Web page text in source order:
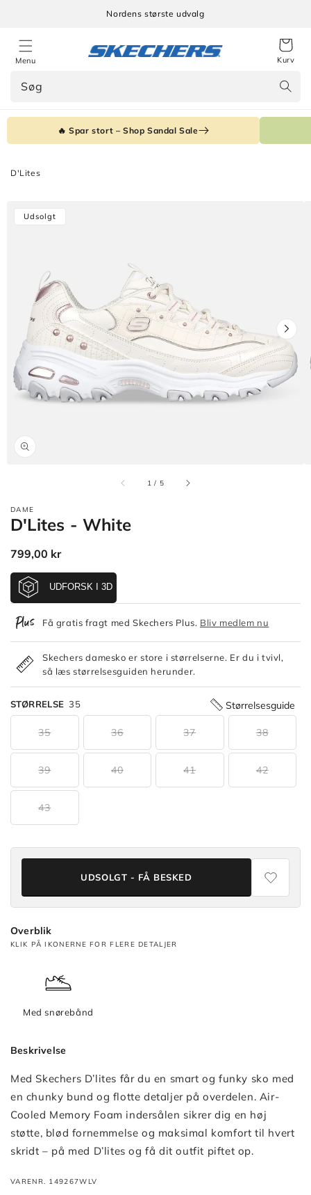
Nordens største udvalg
Menu
Søg
Kurv
🔥 Spar stort – Shop Sandal Sale
D'Lites
Udsolgt
Åbn
mediet
1
i
gallerivisning
1 / af
5
DAME
D'Lites - White
Normalpris
799,00 kr
Få gratis fragt med Skechers Plus. Bliv medlem nu
Skechers damesko er store i størrelserne. Er du i tvivl,
så læs størrelsesguiden herunder.
STØRRELSE 35 Størrelsesguide
35 36 37 38
39 40 41 42
43
UDSOLGT - FÅ BESKED
Overblik
KLIK PÅ IKONERNE FOR FLERE DETALJER
Med snørebånd
Beskrivelse
Med Skechers D’lites får du en smart og funky sko med
en chunky bund og flotte detaljer på overdelen. Air-
Cooled Memory Foam indersålen sikrer dig en høj
støtte, blød fornemmelse og maksimal komfort til hvert
skridt – på med D’lites og få dit outfit piftet op.
VARENR. 149267WLV